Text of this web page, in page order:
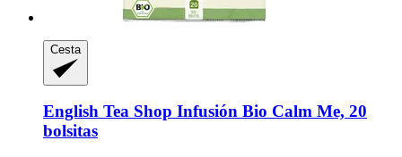
Cesta
English Tea Shop Infusión Bio Calm Me, 20
bolsitas